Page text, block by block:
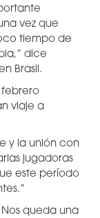
vez que
tiempo de
dice
Brasil.
febrero
viaje a
y la unión con
jugadoras
este período
Nos queda una